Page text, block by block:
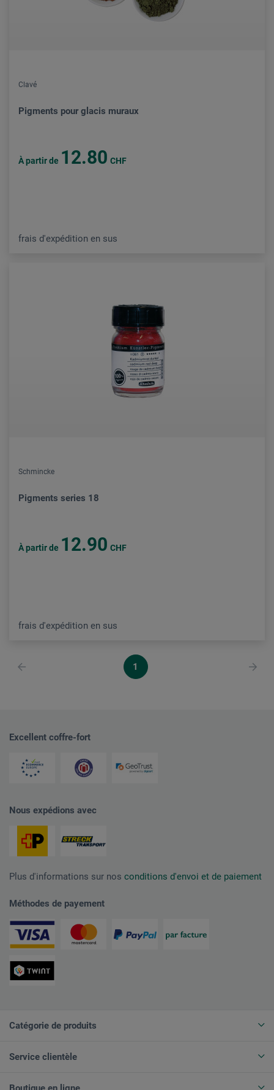
Clavé
Pigments pour glacis muraux
À partir de 12.80 CHF
frais d'expédition en sus
Schmincke
Pigments series 18
À partir de 12.90 CHF
frais d'expédition en sus
1
Excellent coffre-fort
Nous expédions avec
Plus d'informations sur nos conditions d'envoi et de paiement
Méthodes de payement
Catégorie de produits
Service clientèle